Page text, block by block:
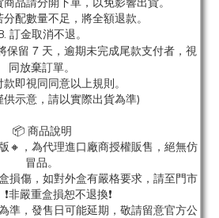
配數量不足，將全額退款。
訂金取消不退。
保留 7 天，逾期未完成尾款支付者，視
同放棄訂單。
即視同同意以上規則。
供示意，請以實際出貨為準)
📦 商品說明
🔸，為代理進口廠商授權販售，絕無仿
冒品。
損傷，如對外盒有嚴格要求，請至門市
非嚴重盒損恕不退換❗
準，發售日可能延期，敬請留意官方公